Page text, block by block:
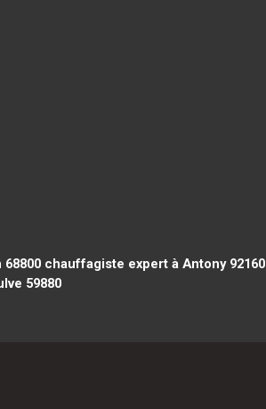
chauffagiste expert à Antony 92160
59880